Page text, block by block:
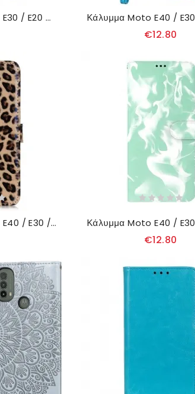
Κάλυμμα Moto E40 / E30 / E20 Μοτίβο Paisley
€12.80
δερματινη θηκη Moto E40 / E30 / E20 Μονή Λεοπάρδαλη
€12.80